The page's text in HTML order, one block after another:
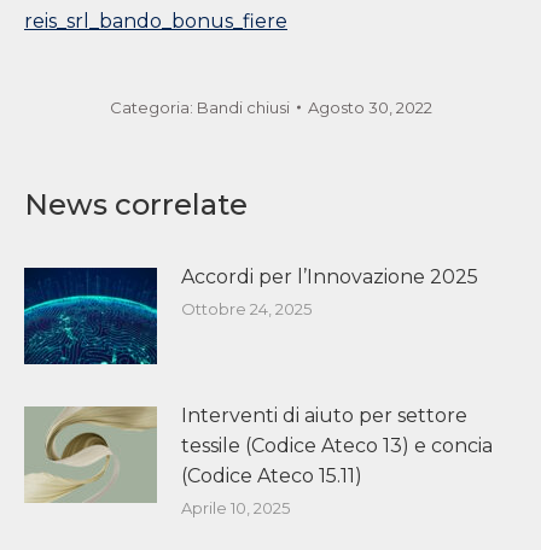
reis_srl_bando_bonus_fiere
Categoria: Bandi chiusi Agosto 30, 2022
News correlate
Accordi per l’Innovazione 2025
Ottobre 24, 2025
Interventi di aiuto per settore
tessile (Codice Ateco 13) e concia
(Codice Ateco 15.11)
Aprile 10, 2025